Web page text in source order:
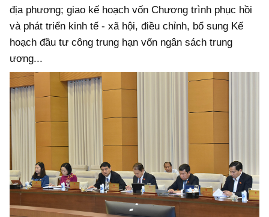
địa phương; giao kế hoạch vốn Chương trình phục hồi
và phát triển kinh tế - xã hội, điều chỉnh, bổ sung Kế
hoạch đầu tư công trung hạn vốn ngân sách trung
ương...